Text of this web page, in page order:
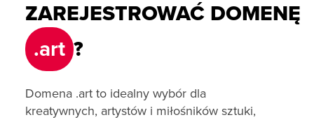
ZAREJESTROWAĆ DOMENĘ
.art ?
Domena .art to idealny wybór dla
kreatywnych, artystów i miłośników sztuki,